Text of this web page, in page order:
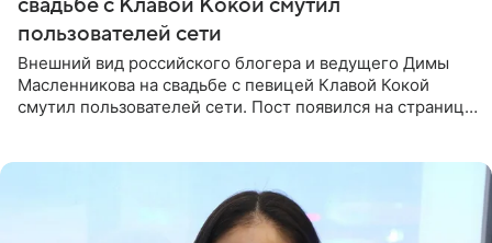
свадьбе с Клавой Кокой смутил
пользователей сети
Внешний вид российского блогера и ведущего Димы
Масленникова на свадьбе с певицей Клавой Кокой
смутил пользователей сети. Пост появился на странице